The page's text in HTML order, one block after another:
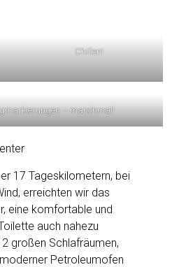
Chillen!
– manchmal!
17 Tageskilometern, bei
erreichten wir das
eine komfortable und
auch nahezu
großen Schlafräumen,
Petroleumofen